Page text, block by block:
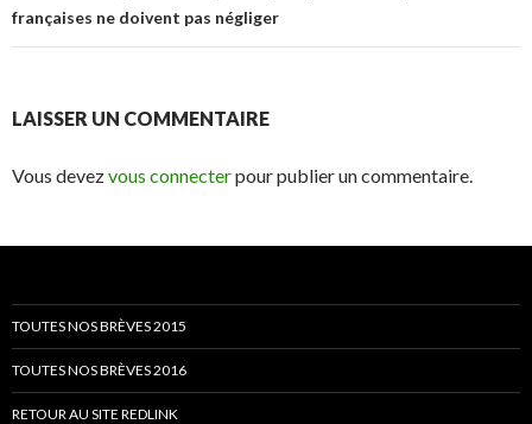
françaises ne doivent pas négliger
LAISSER UN COMMENTAIRE
Vous devezvous connecterpour publier un commentaire.
TOUTES NOS BRÈVES 2015
TOUTES NOS BRÈVES 2016
RETOUR AU SITE REDLINK